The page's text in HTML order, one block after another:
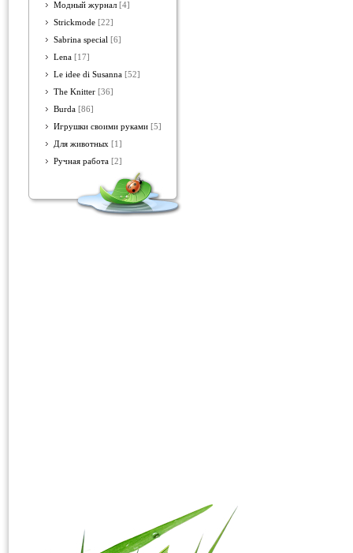
Модный журнал [4]
Strickmode [22]
Sabrina special [6]
Lena [17]
Le idee di Susanna [52]
The Knitter [36]
Burda [86]
Игрушки своими руками [5]
Для животных [1]
Ручная работа [2]